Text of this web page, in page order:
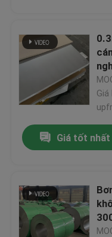
Sản phẩm
Giá
Giá tốt nhất